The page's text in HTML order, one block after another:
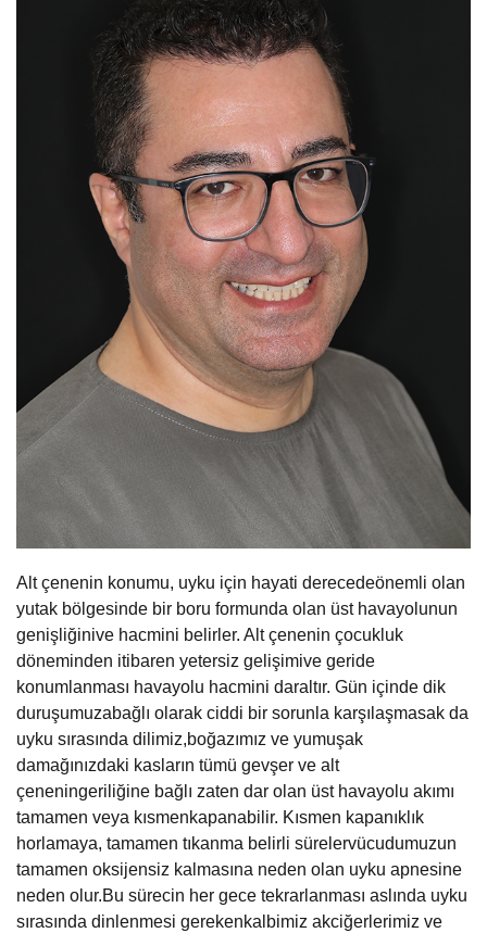
Alt çenenin konumu, uyku için hayati derecedeönemli olan
yutak bölgesinde bir boru formunda olan üst havayolunun
genişliğinive hacmini belirler. Alt çenenin çocukluk
döneminden itibaren yetersiz gelişimive geride
konumlanması havayolu hacmini daraltır. Gün içinde dik
duruşumuzabağlı olarak ciddi bir sorunla karşılaşmasak da
uyku sırasında dilimiz,boğazımız ve yumuşak
damağınızdaki kasların tümü gevşer ve alt
çeneningeriliğine bağlı zaten dar olan üst havayolu akımı
tamamen veya kısmenkapanabilir. Kısmen kapanıklık
horlamaya, tamamen tıkanma belirli sürelervücudumuzun
tamamen oksijensiz kalmasına neden olan uyku apnesine
neden olur.Bu sürecin her gece tekrarlanması aslında uyku
sırasında dinlenmesi gerekenkalbimiz akciğerlerimiz ve